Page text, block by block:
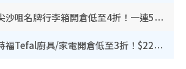
開倉優惠｜尖沙咀名牌行李箱開倉低至4折！一連5日 American Tourister/ace./Hallmark $200起！
廚具開倉｜特福Tefal廚具/家電開倉低至3折！$220起買平底鍋/炒鑊/湯煲！電飯煲/吸塵機/燙斗$418起